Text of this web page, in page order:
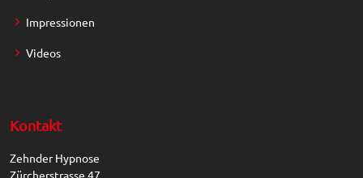
Impressionen
Videos
Kontakt
Zehnder Hypnose
Zürcherstrasse 47